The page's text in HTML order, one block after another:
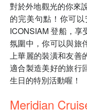
對於外地觀光的你來
的完美句點！你可
ICONSIAM 登船，享
氛圍中，你可以與旅
上華麗的裝潢和友善
適合製造美好的旅行
生日的特別活動喔！
Meridian